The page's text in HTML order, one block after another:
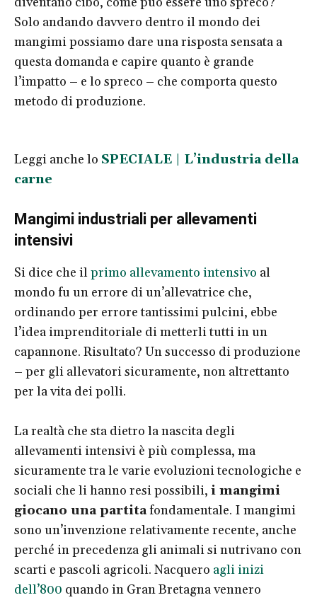
Solo andando davvero dentro il mondo dei
mangimi possiamo dare una risposta sensata a
questa domanda e capire quanto è grande
l’impatto – e lo spreco – che comporta questo
metodo di produzione.
Leggi anche lo SPECIALE | L’industria della
carne
Mangimi industriali per allevamenti
intensivi
Si dice che ilprimo allevamento intensivo al
mondo fu un errore di un’allevatrice che,
ordinando per errore tantissimi pulcini, ebbe
l’idea imprenditoriale di metterli tutti in un
capannone. Risultato? Un successo di produzione
– per gli allevatori sicuramente, non altrettanto
per la vita dei polli.
La realtà che sta dietro la nascita degli
allevamenti intensivi è più complessa, ma
sicuramente tra le varie evoluzioni tecnologiche e
sociali che li hanno resi possibili, i mangimi
giocano una partitafondamentale. I mangimi
sono un’invenzione relativamente recente, anche
perché in precedenza gli animali si nutrivano con
scarti e pascoli agricoli. Nacquero agli inizi
dell’800 quando in Gran Bretagna vennero